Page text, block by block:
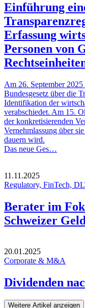
Einführung
Erfassung
Personen von
Am 26. September 2025
Bundesgesetz über die
Identifikation der
verabschiedet. Am 15.
der konkretisierenden
Vernehmlassung über
dauern wird.
Das neue Ges…
11.11.2025
Regulatory, FinTech,
Berater im
Schweizer
20.01.2025
Corporate & M&A
Dividenden
Weitere Artikel anzeigen